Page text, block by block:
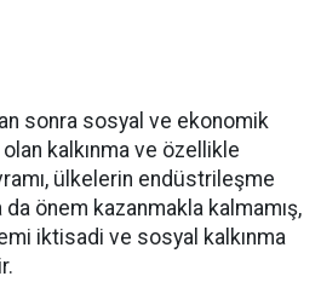
sonra sosyal ve ekonomik
kalkınma ve özellikle
ülkelerin endüstrileşme
önem kazanmakla kalmamış,
iktisadi ve sosyal kalkınma